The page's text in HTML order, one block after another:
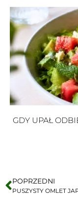
GDY UPAŁ
POPRZEDNI